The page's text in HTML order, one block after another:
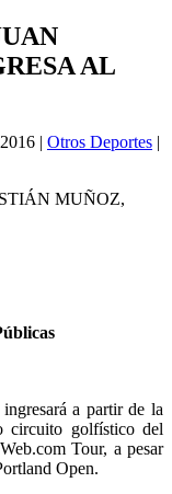
AL
| Otros Deportes |
a partir de la
circuito golfístico del
Tour, a pesar
Open.